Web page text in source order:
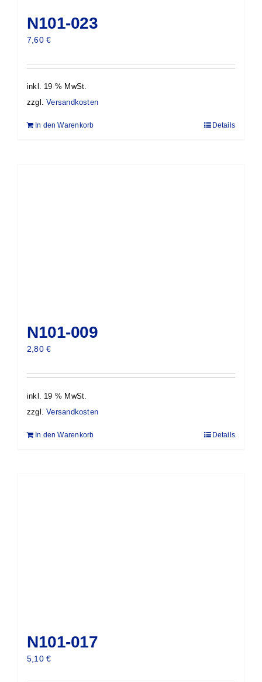
N101-023
7,60€
inkl. 19 % MwSt.
zzgl.Versandkosten
In den Warenkorb Details
N101-009
2,80€
inkl. 19 % MwSt.
zzgl.Versandkosten
In den Warenkorb Details
N101-017
5,10€